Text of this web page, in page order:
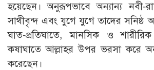
হয়েছেন। অনুরূপভাবে অন্যান্য নবী-
সাথীবৃন্দ এবং যুগে যুগে তাদের সনিষ্ঠ
ঘাত-প্রতিঘাতে, মানসিক ও শারীরিক
কষাঘাতে আল্লাহর উপর ভরসা করে
করেছেন।